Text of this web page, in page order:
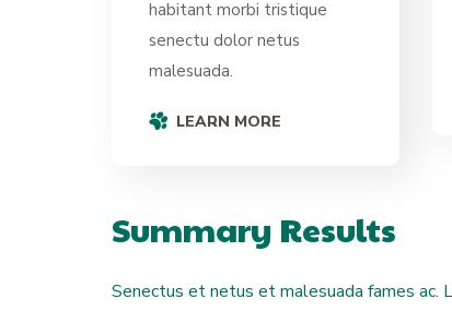
habitant morbi tristique
senectu dolor netus
malesuada.
LEARN MORE
Summary Results
Senectus et netus et malesuada fames ac.